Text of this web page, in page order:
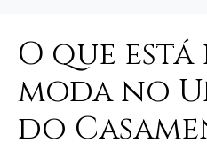
O que
moda no
do